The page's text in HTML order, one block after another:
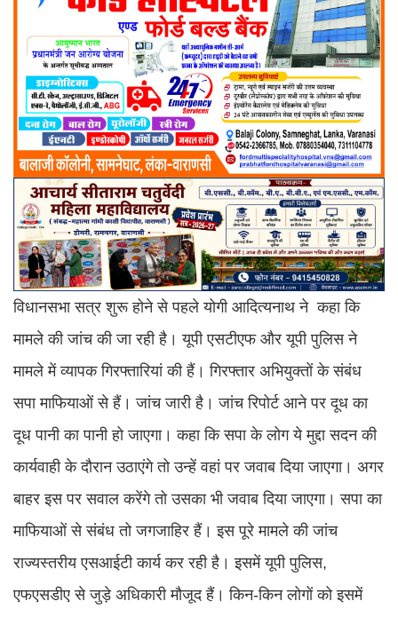
विधानसभा सत्र शुरू होने से पहले योगी आदित्यनाथ ने कहा कि
मामले की जांच की जा रही है। यूपी एसटीएफ और यूपी पुलिस ने
मामले में व्यापक गिरफ्तारियां की हैं। गिरफ्तार अभियुक्तों के संबंध
सपा माफियाओं से हैं। जांच जारी है। जांच रिपोर्ट आने पर दूध का
दूध पानी का पानी हो जाएगा। कहा कि सपा के लोग ये मुद्दा सदन की
कार्यवाही के दौरान उठाएंगे तो उन्हें वहां पर जवाब दिया जाएगा। अगर
बाहर इस पर सवाल करेंगे तो उसका भी जवाब दिया जाएगा। सपा का
माफियाओं से संबंध तो जगजाहिर हैं। इस पूरे मामले की जांच
राज्यस्तरीय एसआईटी कार्य कर रही है। इसमें यूपी पुलिस,
एफएसडीए से जुड़े अधिकारी मौजूद हैं। किन-किन लोगों को इसमें